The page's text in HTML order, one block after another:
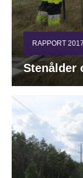
RAPPORT
Stenålder